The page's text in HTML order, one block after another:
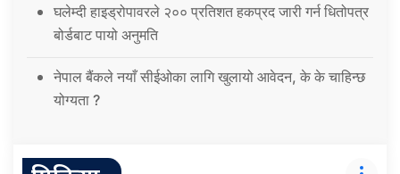
घलेम्दी हाइड्रोपावरले २०० प्रतिशत हकप्रद जारी गर्न धितोपत्र
बोर्डबाट पायो अनुमति
नेपाल बैंकले नयाँ सीईओका लागि खुलायो आवेदन, के के चाहिन्छ
योग्यता ?